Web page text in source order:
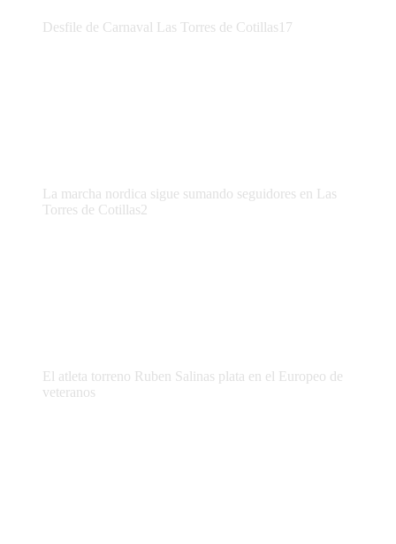
Desfile de Carnaval Las Torres de Cotillas17
La marcha nordica sigue sumando seguidores en Las
Torres de Cotillas2
El atleta torreno Ruben Salinas plata en el Europeo de
veteranos